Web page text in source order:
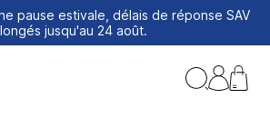
pause estivale, délais de réponse SAV
jusqu'au 24 août.